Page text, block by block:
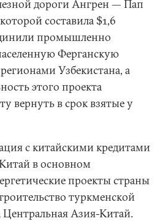
дороги Ангрен — Пап
составила $1,6
промышленно
Ферганскую
Узбекистана, а
этого проекта
вернуть в срок взятые у
с китайскими кредитами
в основном
проекты страны
туркменской
Центральная Азия-Китай.